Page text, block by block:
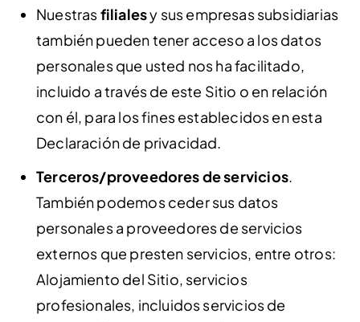
Nuestrasfilialesy sus empresas subsidiarias
también pueden tener acceso a los datos
personales que usted nos ha facilitado,
incluido a través de este Sitio o en relación
con él, para los fines establecidos en esta
Declaración de privacidad.
Terceros/proveedores de servicios.
También podemos ceder sus datos
personales a proveedores de servicios
externos que presten servicios, entre otros:
Alojamiento del Sitio, servicios
profesionales, incluidos servicios de